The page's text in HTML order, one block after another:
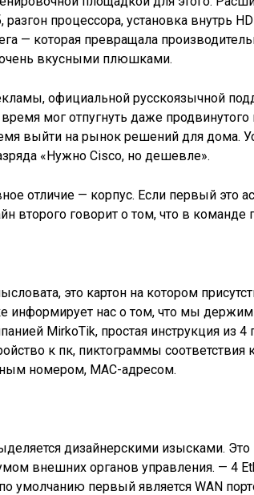
процессора, установка внутрь
— которая превращала
вкусными плюшками.
официальной русскоязычной
мог отпугнуть даже продвинутого
выйти на рынок решений для дома.
«Нужно Cisco, но дешевле».
отличие — корпус. Если первый это
второго говорит о том, что в команде
это картон на котором
информирует нас о том, что мы
MirkoTik, простая инструкция из 4
к пк, пиктограммы соответствия
номером, MAC-адресом.
дизайнерскими изысками.
внешних органов управления. — 4
умолчанию первый является WAN